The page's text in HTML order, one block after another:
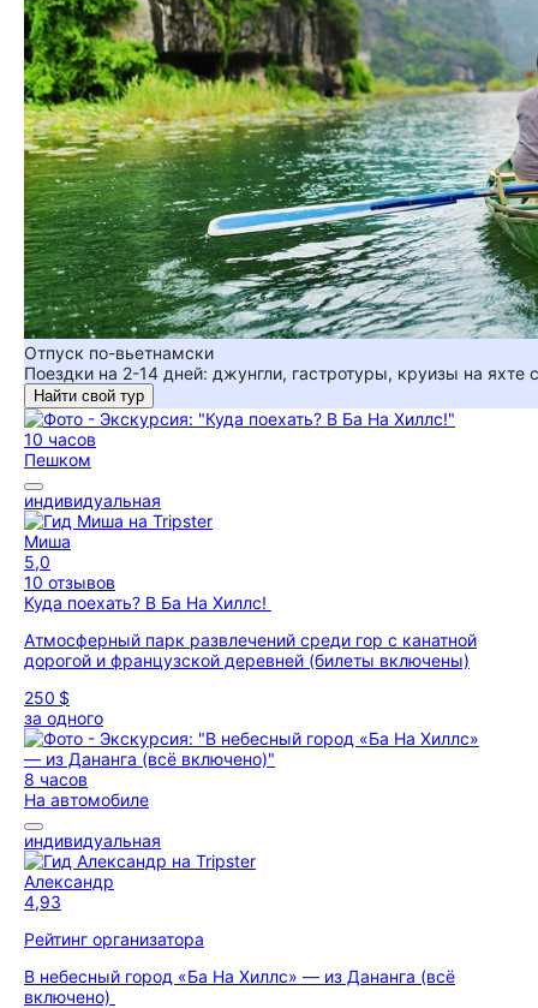
Отпуск по-вьетнамски
Поездки на 2-14 дней: джунгли, гастротуры, круизы на
Найти свой тур
10 часов
Пешком
индивидуальная
Миша
5,0
10 отзывов
Куда поехать? В Ба На Хиллс!
Атмосферный парк развлечений среди гор с канатной
дорогой и французской деревней (билеты включены)
250 $
за одного
8 часов
На автомобиле
индивидуальная
Александр
4,93
Рейтинг организатора
В небесный город «Ба На Хиллс» — из Дананга (всё
включено)